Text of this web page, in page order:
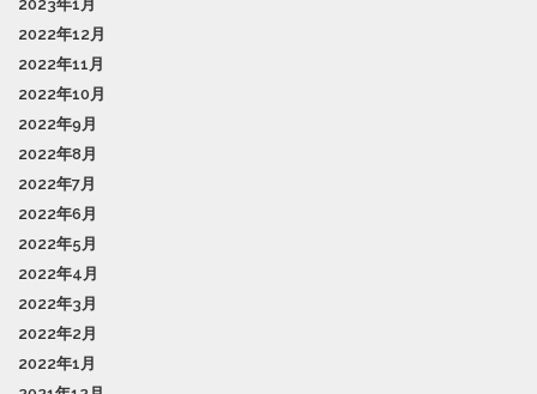
2023年1月
2022年12月
2022年11月
2022年10月
2022年9月
2022年8月
2022年7月
2022年6月
2022年5月
2022年4月
2022年3月
2022年2月
2022年1月